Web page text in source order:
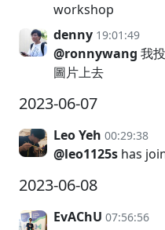
workshop
denny 19:01:49
@ronnywang 我
圖片上去
2023-06-07
Leo Yeh 00:29:38
@leo1125s has
2023-06-08
EvAChU 07:56:56